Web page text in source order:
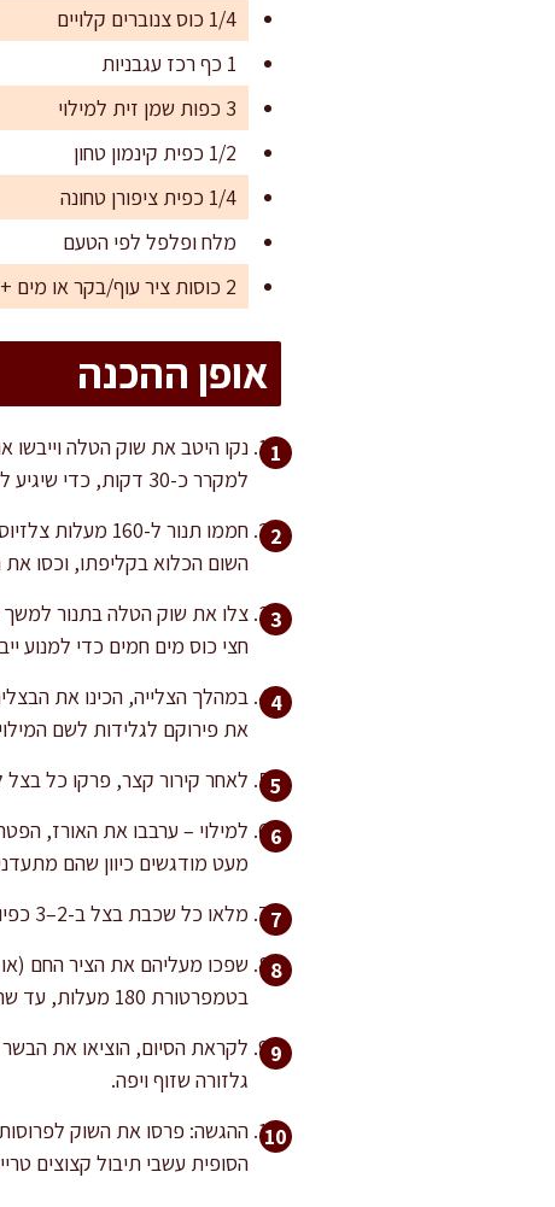
1/4 כוס צנוברים קלויים
1 כף רכז עגבניות
3 כפות שמן זית למילוי
1/2 כפית קינמון טחון
1/4 כפית ציפורן טחונה
מלח ופלפל לפי הטעם
2 כוסות ציר עוף/בקר או מים + כפית אבקת מרק טבעית
אופן ההכנה
נקו היטב את שוק הטלה וייבשו
למקרר כ-30 דקות, כדי שיגיע לטמפרטורת החדר לפני הצלייה.
חממו תנור ל-
השום הכלוא בקליפתו, וכסו את
צלו את שוק הטלה בתנור למשך
חצי כוס מים חמים כדי למנוע
את פירוקם לגלידות לשם
לאחר קירור קצר, פרקו כל בצל
למילוי – ערבבו את האורז,
מעט מודגשים כיוון שהם
מלאו כל שכבת בצל ב-2–3 כפיות מהמילוי, גלגלו וסגרו כ"כיסונים". הניחו את הבצלים הממולאים בתבנית חסינת חום בשכבה אחידה.
בטמפרטורת 180 מעלות, עד שהבצל רך והמילוי מבושל.
גלזורה שזוף ויפה.
ההגשה: פרסו את השוק
הסופית עשבי תיבול קצוצים